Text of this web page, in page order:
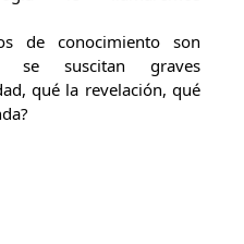
de conocimiento son
se suscitan graves
qué la revelación, qué